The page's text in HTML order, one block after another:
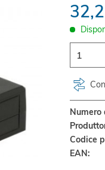
Numero
Codice
EAN: